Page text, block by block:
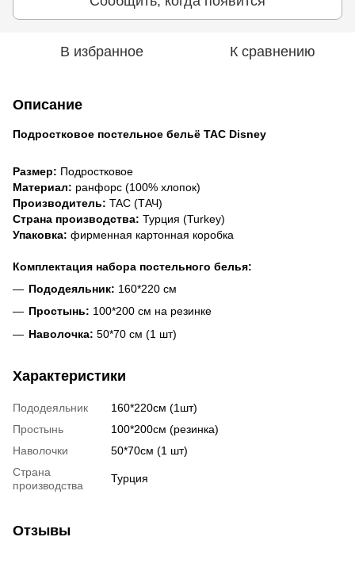
В избранное К сравнению
Описание
Подростковое постельное бельё TAC Disney
Размер: Подростковое
Материал: ранфорс (100% хлопок)
Производитель: TAC (ТАЧ)
Страна производства: Турция (Turkey)
Упаковка: фирменная картонная коробка
Комплектация набора постельного белья:
Пододеяльник: 160*220 см
Простынь: 100*200 см на резинке
Наволочка: 50*70 см (1 шт)
Характеристики
Пододеяльник
160*220см (1шт)
Простынь
100*200см (резинка)
Наволочки
50*70см (1 шт)
Страна
производства
Турция
Отзывы